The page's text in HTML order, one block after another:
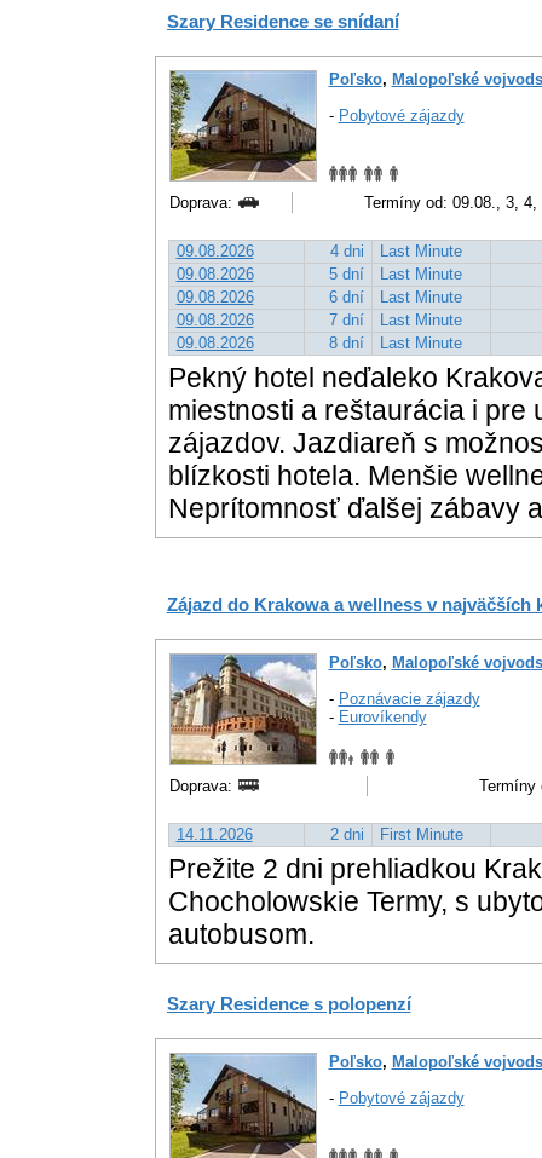
Szary Residence se snídaní
Poľsko, Malopoľské
- Pobytové zájazdy
Doprava: Termíny od: 09.08., 3,
09.08.2026 4 dni
Last Minute
09.08.2026
5 dní
Last Minute
09.08.2026
6 dní
Last Minute
09.08.2026
7 dní
Last Minute
09.08.2026
8 dní Last Minute
Pekný hotel neďaleko
miestnosti a reštaurácia i
zájazdov. Jazdiareň s
blízkosti hotela. Menšie
Neprítomnosť ďalšej zábavy
Zájazd do Krakowa a wellness v
Poľsko, Malopoľské
- Poznávacie zájazdy
- Eurovíkendy
Doprava: Termíny
14.11.2026 2 dni First Minute
Prežite 2 dni prehliadkou
Chocholowskie Termy, s
autobusom.
Szary Residence s polopenzí
Poľsko, Malopoľské
- Pobytové zájazdy